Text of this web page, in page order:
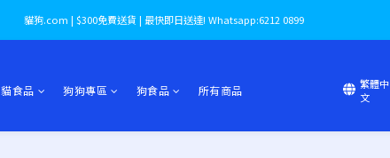
貓狗.com | $300免費送貨 | 最快即日送達! Whatsapp:6212 0899
繁體中
文
貓食品 狗狗專區 狗食品 所有商品